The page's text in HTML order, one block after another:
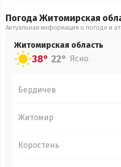
Погода Житомирская
Актуальная информация о погоде и
Житомирская область
38° 22° Ясно
Бердичев
Житомир
Коростень